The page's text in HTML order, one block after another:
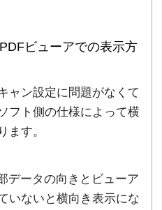
ビューアでの表示方
ャン設定に問題がなくて
フト側の仕様によって横
ます。
データの向きとビューア
いないと横向き表示にな